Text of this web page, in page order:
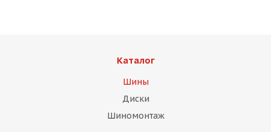
Каталог
Шины
Диски
Шиномонтаж